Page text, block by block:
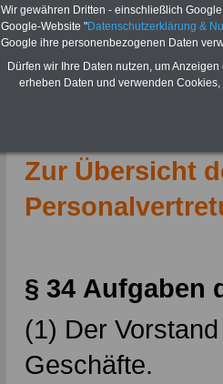
Zur Übersicht
§ 34 Aufgaben
(1) Der
Geschäfte.
Wir gewähren Dritten - einschließlich
Google-Website "Datenschutzerklärung &
Google ihre personenbezogenen Daten
Dürfen wir Ihre Daten nutzen, um
erheben Daten und verwenden